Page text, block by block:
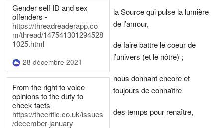
Gender self ID and sex
offenders -
https://threadreaderapp.co
m/thread/147541301294528
1025.html
28 décembre 2021
From the right to voice
opinions to the duty to
check facts -
https://thecritic.co.uk/issues
/december-january-
la Source qui pulse la lumière
de l’amour,
de faire battre le coeur de
l’univers (et le nôtre) ;
nous donnant encore et
toujours de connaître
des temps pour renaître,